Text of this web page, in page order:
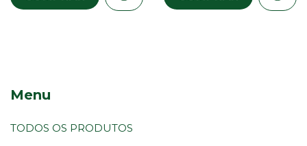
Menu
TODOS OS PRODUTOS